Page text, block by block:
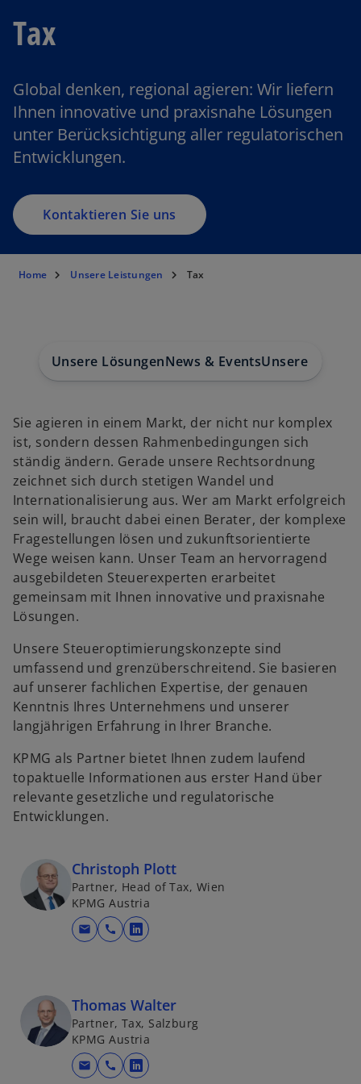
Tax
Global denken, regional agieren: Wir liefern
Ihnen innovative und praxisnahe Lösungen
unter Berücksichtigung aller regulatorischen
Entwicklungen.
Kontaktieren Sie uns
Home Unsere Leistungen Tax
Unsere LösungenNews & EventsUnsere
Sie agieren in einem Markt, der nicht nur komplex
ist, sondern dessen Rahmenbedingungen sich
ständig ändern. Gerade unsere Rechtsordnung
zeichnet sich durch stetigen Wandel und
Internationalisierung aus. Wer am Markt erfolgreich
sein will, braucht dabei einen Berater, der komplexe
Fragestellungen lösen und zukunftsorientierte
Wege weisen kann. Unser Team an hervorragend
ausgebildeten Steuerexperten erarbeitet
gemeinsam mit Ihnen innovative und praxisnahe
Lösungen.
Unsere Steueroptimierungskonzepte sind
umfassend und grenzüberschreitend. Sie basieren
auf unserer fachlichen Expertise, der genauen
Kenntnis Ihres Unternehmens und unserer
langjährigen Erfahrung in Ihrer Branche.
KPMG als Partner bietet Ihnen zudem laufend
topaktuelle Informationen aus erster Hand über
relevante gesetzliche und regulatorische
Entwicklungen.
Christoph Plott
Partner, Head of Tax, Wien
KPMG Austria
mail call
w
d
i
n
e
i
Thomas Walter
Partner, Tax, Salzburg
KPMG Austria
mail call
w